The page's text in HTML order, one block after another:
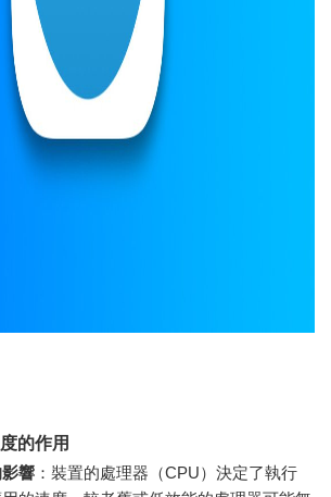
的作用
響 ：裝置的處理器（CPU）決定了執行